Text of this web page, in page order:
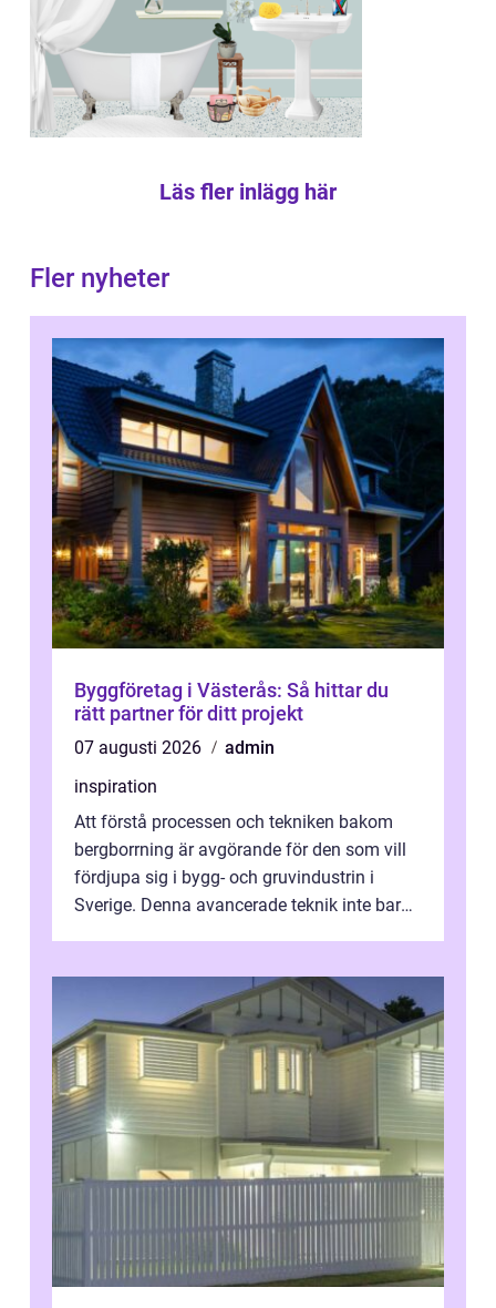
Läs fler inlägg här
Fler nyheter
Byggföretag i Västerås: Så hittar du
rätt partner för ditt projekt
07 augusti 2026
admin
inspiration
Att förstå processen och tekniken bakom
bergborrning är avgörande för den som vill
fördjupa sig i bygg- och gruvindustrin i
Sverige. Denna avancerade teknik inte bara